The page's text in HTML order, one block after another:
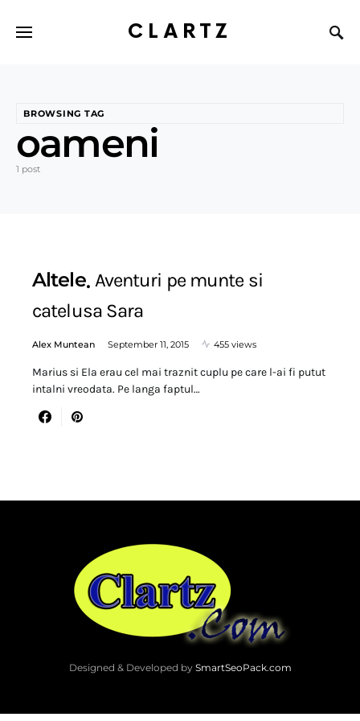
CLARTZ
BROWSING TAG
oameni
1 post
Altele Aventuri pe munte si
catelusa Sara
Alex Muntean September 11, 2015 455 views
Marius si Ela erau cel mai traznit cuplu pe care l-ai fi putut
intalni vreodata. Pe langa faptul…
Designed & Developed by SmartSeoPack.com